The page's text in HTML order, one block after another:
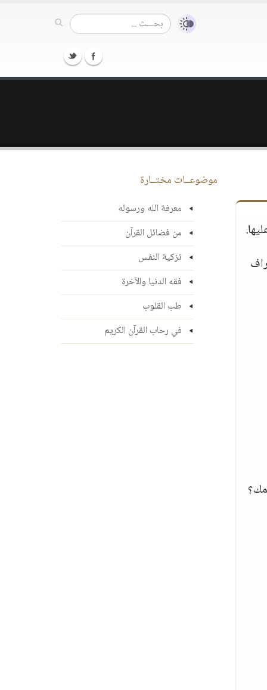
موضوعــات مختــارة
معرفة الله ورسوله
من فضائل القرآن
تزكية النفس
فقه الدنيا والآخرة
طب القلوب
في رحاب القرآن الكريم